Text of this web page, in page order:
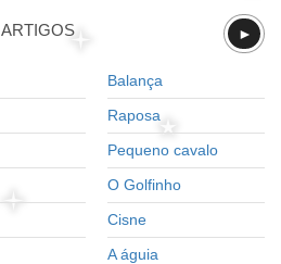
ARTIGOS ►
Balança
Raposa
Pequeno cavalo
O Golfinho
Cisne
A águia